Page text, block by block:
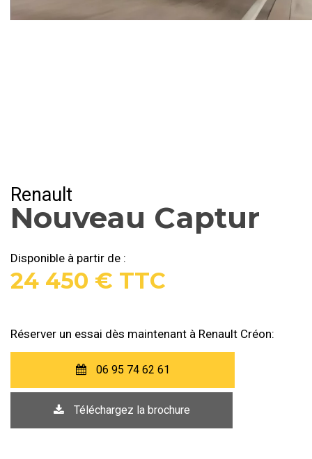
Renault
Nouveau Captur
Disponible à partir de :
24 450 € TTC
Réserver un essai dès maintenant à Renault Créon:
06 95 74 62 61
Téléchargez la brochure